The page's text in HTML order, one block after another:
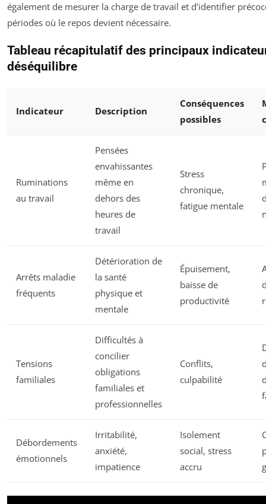
également de mesurer la charge de travail et d’identifier
périodes où le repos devient nécessaire.
Tableau récapitulatif des principaux
déséquilibre
Indicateur Description
Conséquences
possibles
Ruminations
au travail
Pensées
envahissantes
même en
dehors des
heures de
travail
Stress
chronique,
fatigue mentale
Arrêts maladie
fréquents
Détérioration de
la santé
physique et
mentale
Épuisement,
baisse de
productivité
Tensions
familiales
Difficultés à
concilier
obligations
familiales et
professionnelles
Conflits,
culpabilité
Débordements
émotionnels
Irritabilité,
anxiété,
impatience
Isolement
social, stress
accru